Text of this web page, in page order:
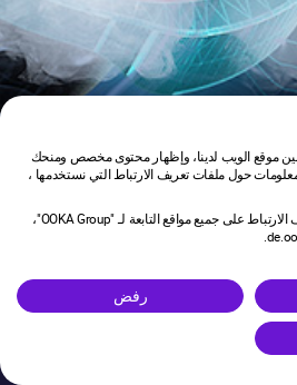
is under
موقع الويب لدينا، وإظهار محتوى مخصص ومنحك
حول ملفات تعريف الارتباط التي نستخدمها ،
تطبق موافقتك وسياسة ملفات تعريف الارتباط على جميع مواقع التابعة لـ "OOKA Group"،
رفض